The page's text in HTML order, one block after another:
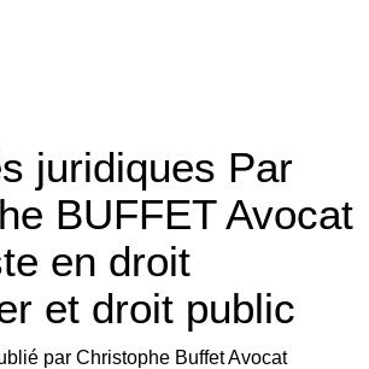
juridiques Par
BUFFET Avocat
en droit
et droit public
par Christophe Buffet Avocat